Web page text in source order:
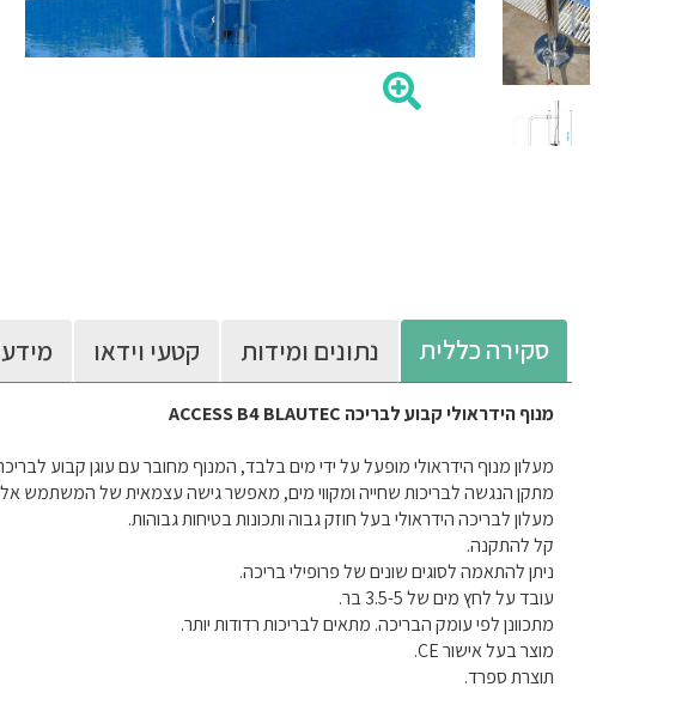
סקירה כללית נתונים ומידות קטעי וידאו
מנוף הידראולי קבוע לבריכה ACCESS B4 BLAUTEC
מעלון מנוף הידראולי מופעל על ידי מים בלבד, המנוף מחובר עם עוגן קבוע
מתקן הנגשה לבריכות שחייה ומקווי מים, מאפשר גישה עצמאית של המשתמש
מעלון לבריכה הידראולי בעל חוזק גבוה ותכונות בטיחות גבוהות.
קל להתקנה.
ניתן להתאמה לסוגים שונים של פרופילי בריכה.
עובד על לחץ מים של 3.5-5 בר.
מתכוונן לפי עומק הבריכה. מתאים לבריכות רדודות יותר.
מוצר בעל אישור CE.
תוצרת ספרד.